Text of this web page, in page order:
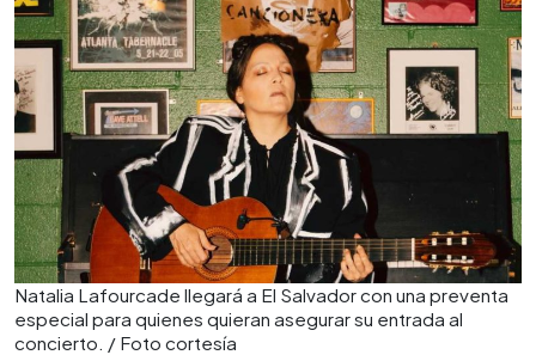
Natalia Lafourcade llegará a El Salvador con una preventa
especial para quienes quieran asegurar su entrada al
concierto. / Foto cortesía